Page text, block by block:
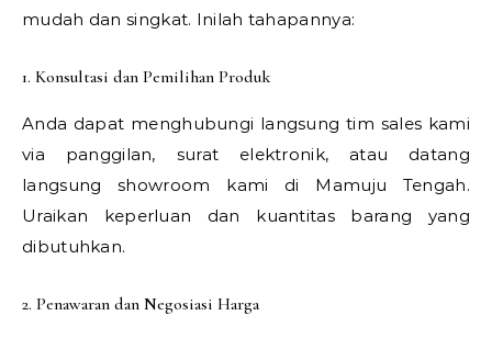
mudah dan singkat. Inilah tahapannya:
1. Konsultasi dan Pemilihan Produk
Anda dapat menghubungi langsung tim sales kami
via panggilan, surat elektronik, atau datang
langsung showroom kami di Mamuju Tengah.
Uraikan keperluan dan kuantitas barang yang
dibutuhkan.
2. Penawaran dan Negosiasi Harga